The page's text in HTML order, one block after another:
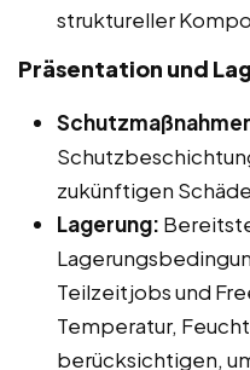
struktureller
Präsentation und
zukünftigen
Lagerung:
Teilzeitjobs und
Temperatur,
berücksichtigen,